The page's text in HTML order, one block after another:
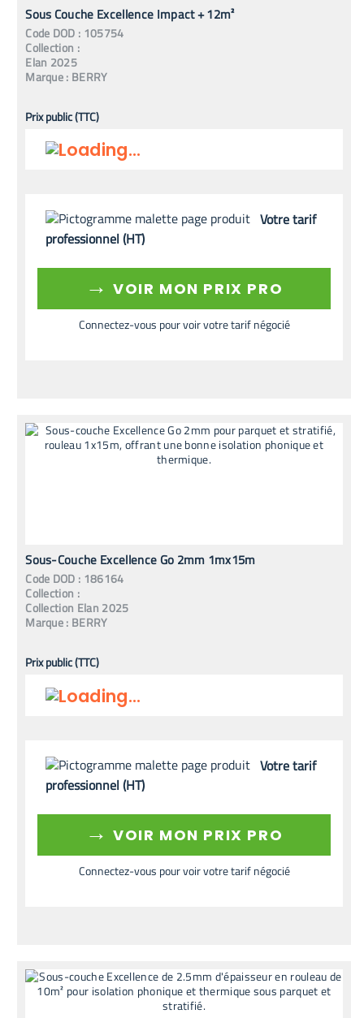
Sous Couche Excellence Impact + 12m²
Code DOD : 105754
Collection :
Elan 2025
Marque : BERRY
Prix public (TTC)
Votre tarif
professionnel (HT)
→ VOIR MON PRIX PRO
Connectez-vous pour voir votre tarif négocié
Sous-Couche Excellence Go 2mm 1mx15m
Code DOD : 186164
Collection :
Collection Elan 2025
Marque : BERRY
Prix public (TTC)
Votre tarif
professionnel (HT)
→ VOIR MON PRIX PRO
Connectez-vous pour voir votre tarif négocié